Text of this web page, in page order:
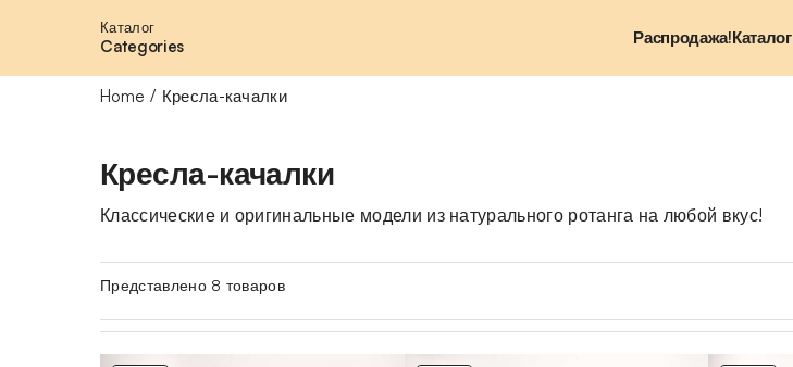
Каталог
Categories Распродажа!Каталог
Home Кресла-качалки
Кресла-качалки
Классические и оригинальные модели из натурального ротанга на любой вкус!
Представлено 8 товаров